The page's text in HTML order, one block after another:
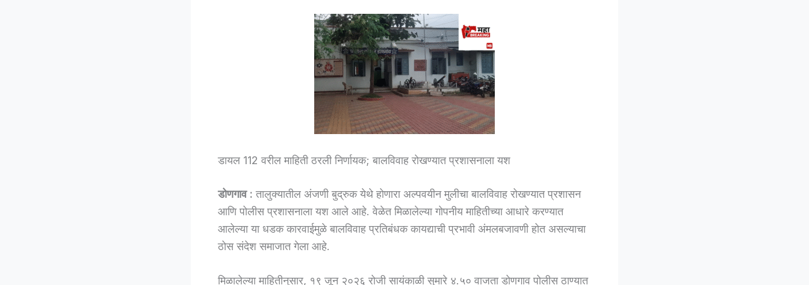
डायल 112 वरील माहिती ठरली निर्णायक; बालविवाह रोखण्यात प्रशासनाला यश
डोणगाव : तालुक्यातील अंजणी बुद्रुक येथे होणारा अल्पवयीन मुलीचा बालविवाह रोखण्यात प्रशासन
आणि पोलीस प्रशासनाला यश आले आहे. वेळेत मिळालेल्या गोपनीय माहितीच्या आधारे करण्यात
आलेल्या या धडक कारवाईमुळे बालविवाह प्रतिबंधक कायद्याची प्रभावी अंमलबजावणी होत असल्याचा
ठोस संदेश समाजात गेला आहे.
मिळालेल्या माहितीनुसार, १९ जून २०२६ रोजी सायंकाळी सुमारे ४.५० वाजता डोणगाव पोलीस ठाण्यात